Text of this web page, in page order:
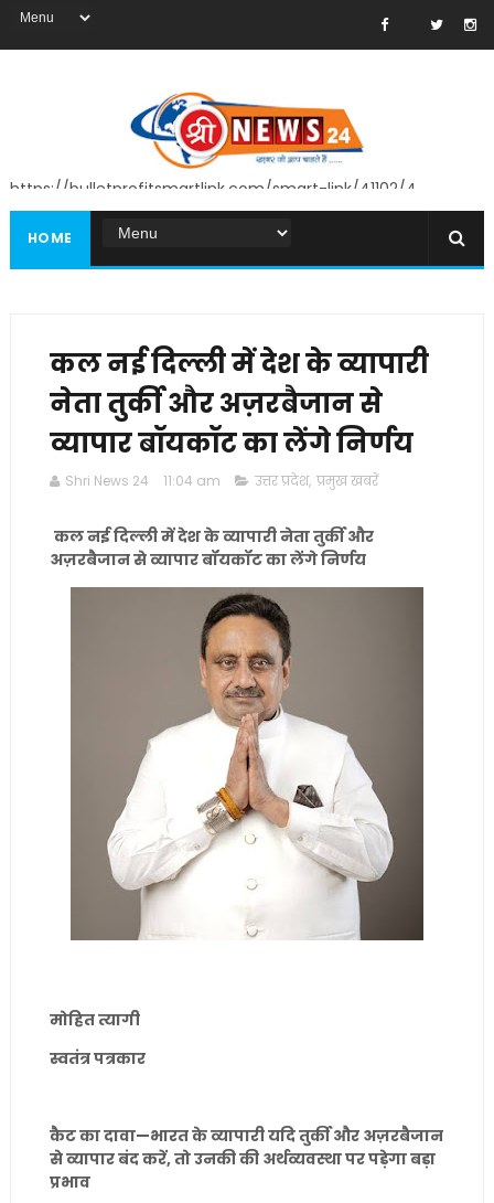
https://bulletprofitsmartlink.com/smart-link/41102/4
HOME
कल नई दिल्ली में देश के व्यापारी
नेता तुर्की और अज़रबैजान से
व्यापार बॉयकॉट का लेंगे निर्णय
Shri News 24 11:04 am उत्तर प्रदेश, प्रमुख खबरें
कल नई दिल्ली में देश के व्यापारी नेता तुर्की और
अज़रबैजान से व्यापार बॉयकॉट का लेंगे निर्णय
मोहित त्यागी
स्वतंत्र पत्रकार
कैट का दावा—भारत के व्यापारी यदि तुर्की और अज़रबैजान
से व्यापार बंद करें, तो उनकी की अर्थव्यवस्था पर पड़ेगा बड़ा
प्रभाव